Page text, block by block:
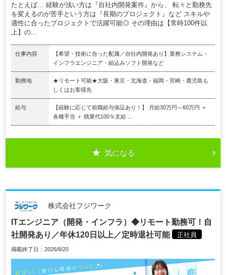
たとえば… 経験が浅い方は『自社内開発案件』から、 転々と勤務先
を変えるのが苦手という方は『長期のプロジェクト』など スキルや
適性に合ったプロジェクトで活躍可能◎ その理由は【常時100件以
上】の...
仕事内容
【希望・技術に合った配属／自社内開発あり】業務システム・
インフラエンジニア・組込みソフト開発など
勤務地
★リモート可能★大阪・東京・北海道・福岡・宮崎・鹿児島も
しくはお客様先
給与
【経験に応じて前職給与保証あり！】 月給30万円～60万円 ＋
各種手当 ＋ 残業代100％支給 ...
気になる
株式会社フジワーク
ITエンジニア（開発・インフラ）◆リモート勤務可！自
社開発あり／年休120日以上／定時退社可能
正社員
掲載終了日：2026/8/20